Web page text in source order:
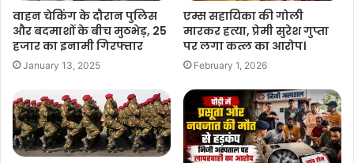
वाहन चेकिंग के दौरान पुलिस
और बदमाशों के बीच मुठभेड़, 25
हजार का इनामी गिरफ्तार
January 13, 2025
एम्स सहायिका की गोली
मारकर हत्या, प्रेमी सुरेश गुप्ता
पर लगा कत्ल का आरोप।
February 1, 2026